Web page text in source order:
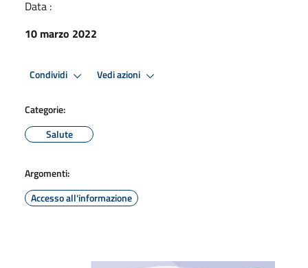
Data :
10 marzo 2022
Condividi Vedi azioni
Categorie:
Salute
Argomenti:
Accesso all'informazione